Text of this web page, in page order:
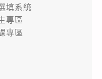
填系統
專區
專區